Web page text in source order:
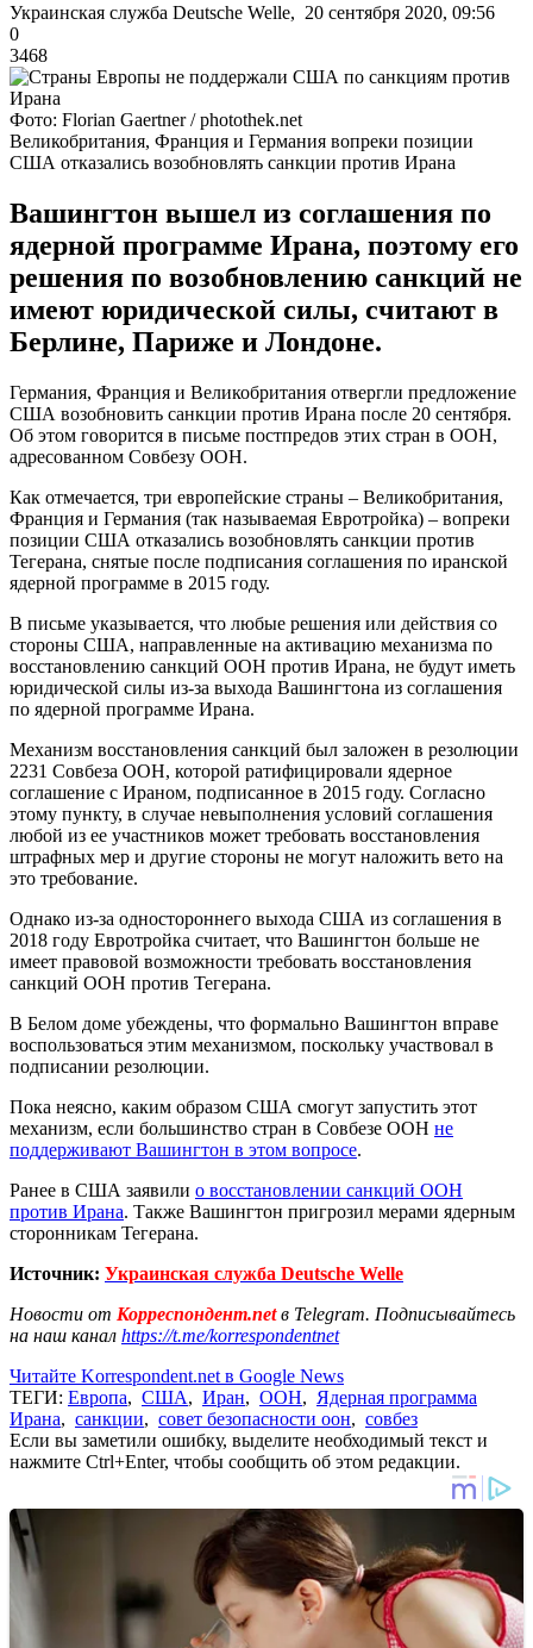
Украинская служба Deutsche Welle, 20 сентября 2020, 09:56
0
3468
Фото: Florian Gaertner / photothek.net
Великобритания, Франция и Германия вопреки позиции
США отказались возобновлять санкции против Ирана
Вашингтон вышел из соглашения по
ядерной программе Ирана, поэтому его
решения по возобновлению санкций не
имеют юридической силы, считают в
Берлине, Париже и Лондоне.
Германия, Франция и Великобритания отвергли предложение
США возобновить санкции против Ирана после 20 сентября.
Об этом говорится в письме постпредов этих стран в ООН,
адресованном Совбезу ООН.
Как отмечается, три европейские страны – Великобритания,
Франция и Германия (так называемая Евротройка) – вопреки
позиции США отказались возобновлять санкции против
Тегерана, снятые после подписания соглашения по иранской
ядерной программе в 2015 году.
В письме указывается, что любые решения или действия со
стороны США, направленные на активацию механизма по
восстановлению санкций ООН против Ирана, не будут иметь
юридической силы из-за выхода Вашингтона из соглашения
по ядерной программе Ирана.
Механизм восстановления санкций был заложен в резолюции
2231 Совбеза ООН, которой ратифицировали ядерное
соглашение с Ираном, подписанное в 2015 году. Согласно
этому пункту, в случае невыполнения условий соглашения
любой из ее участников может требовать восстановления
штрафных мер и другие стороны не могут наложить вето на
это требование.
Однако из-за одностороннего выхода США из соглашения в
2018 году Евротройка считает, что Вашингтон больше не
имеет правовой возможности требовать восстановления
санкций ООН против Тегерана.
В Белом доме убеждены, что формально Вашингтон вправе
воспользоваться этим механизмом, поскольку участвовал в
подписании резолюции.
Пока неясно, каким образом США смогут запустить этот
механизм, если большинство стран в Совбезе ООН не
поддерживают Вашингтон в этом вопросе.
Ранее в США заявили о восстановлении санкций ООН
против Ирана. Также Вашингтон пригрозил мерами ядерным
сторонникам Тегерана.
Источник: Украинская служба Deutsche Welle
Новости от Корреспондент.netв Telegram. Подписывайтесь
на наш канал https://t.me/korrespondentnet
Читайте Korrespondent.net в Google News
ТЕГИ: Европа, США, Иран, ООН, Ядерная программа
Ирана, санкции, совет безопасности оон, совбез
Если вы заметили ошибку, выделите необходимый текст и
нажмите Ctrl+Enter, чтобы сообщить об этом редакции.